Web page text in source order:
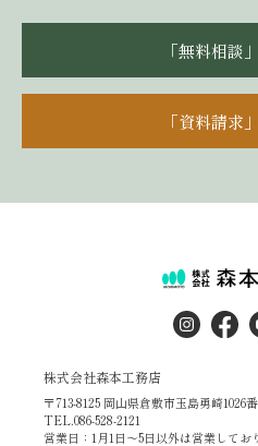
「無料相談
「資料請求
株式会社森本工務店
〒713-8125 岡山県倉敷市玉島勇崎1026
TEL.086-528-2121
営業日：1月1日～5日以外は営業してお